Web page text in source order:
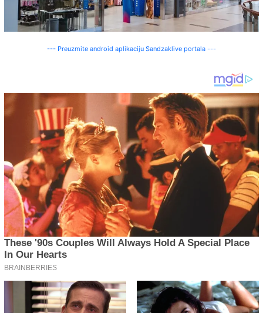
--- Preuzmite android aplikaciju Sandzaklive portala ---